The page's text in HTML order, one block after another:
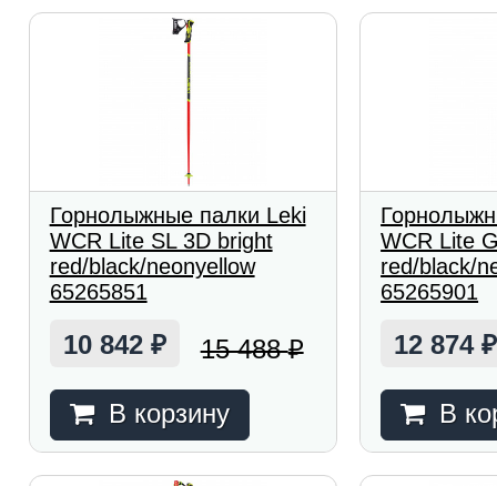
Горнолыжные палки Leki
WCR Lite SL 3D bright
red/black/neonyellow
65265851
10 842 ₽ 15 488₽
В корзину
WCR Lite
red/black/
65265901
12 874₽
В